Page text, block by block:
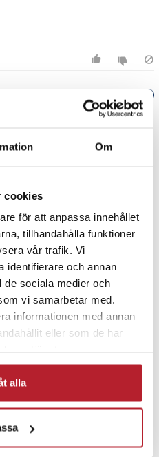
Om
cookies
för att anpassa innehållet
tillhandahålla funktioner
vår trafik. Vi
identifierare och annan
de sociala medier och
vi samarbetar med.
informationen med annan
eller som de har
alla
fynda
till hemelektronik